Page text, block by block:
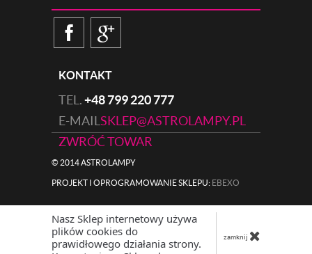
KONTAKT
TEL.+48 799 220 777
E-MAIL SKLEP@ASTROLAMPY.PL
ZWRÓĆ TOWAR
© 2014 ASTROLAMPY
|
PROJEKT I OPROGRAMOWANIE SKLEPU: EBEXO
Nasz Sklep internetowy używa
plików cookies do
prawidłowego działania strony.
zamknij